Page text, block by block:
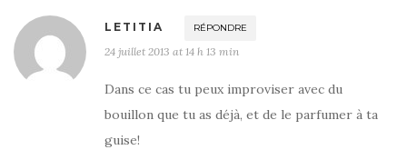
LETITIA RÉPONDRE
24 juillet 2013 at 14 h 13 min
Dans ce cas tu peux improviser avec du
bouillon que tu as déjà, et de le parfumer à ta
guise!